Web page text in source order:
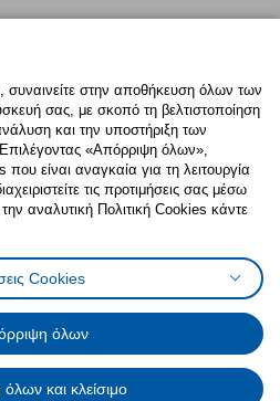
PinterestTwitter
ψηφιακής προσβασιμότητας
cookiesΌροι Χρήσης
Προσωπικών Δεδομένων
Δεδομένων για ΙΚΕΑ.gr
Δεοντολογίας
στην αποθήκευση όλων των
σας, με σκοπό τη βελτιστοποίηση
και την υποστήριξη των
«Απόρριψη όλων»,
είναι αναγκαία για τη λειτουργία
τις προτιμήσεις σας μέσω
αναλυτική Πολιτική Cookies κάντε
Cookies
όλων
και κλείσιμο